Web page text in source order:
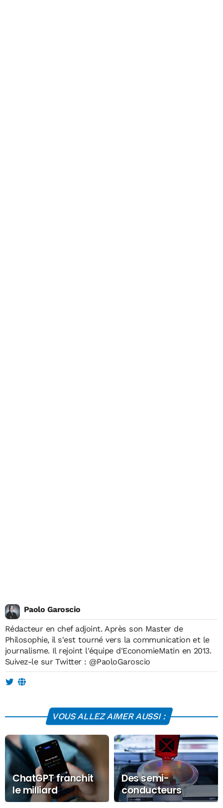
Paolo Garoscio
Rédacteur en chef adjoint. Après son Master de
Philosophie, il s'est tourné vers la communication et le
journalisme. Il rejoint l'équipe d'EconomieMatin en 2013.
Suivez-le sur Twitter : @PaoloGaroscio
VOUS ALLEZ AIMER AUSSI :
ChatGPT franchit
le milliard
d’utilisateurs
Des semi-
conducteurs
made in France :